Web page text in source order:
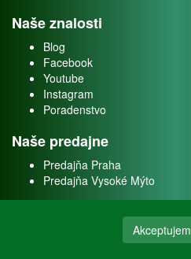
Naše znalosti
Blog
Facebook
Youtube
Instagram
Poradenstvo
Naše predajne
Predajňa Praha
Predajňa Vysoké Mýto
Akceptujem